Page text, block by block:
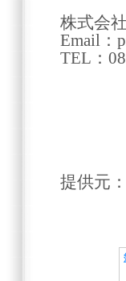
株式会
Email：
TEL：
提供元：